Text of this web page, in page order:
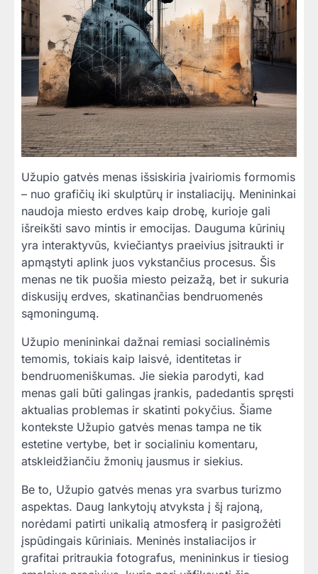
Užupio gatvės menas išsiskiria įvairiomis formomis
– nuo grafičių iki skulptūrų ir instaliacijų. Menininkai
naudoja miesto erdves kaip drobę, kurioje gali
išreikšti savo mintis ir emocijas. Dauguma kūrinių
yra interaktyvūs, kviečiantys praeivius įsitraukti ir
apmąstyti aplink juos vykstančius procesus. Šis
menas ne tik puošia miesto peizažą, bet ir sukuria
diskusijų erdves, skatinančias bendruomenės
sąmoningumą.
Užupio menininkai dažnai remiasi socialinėmis
temomis, tokiais kaip laisvė, identitetas ir
bendruomeniškumas. Jie siekia parodyti, kad
menas gali būti galingas įrankis, padedantis spręsti
aktualias problemas ir skatinti pokyčius. Šiame
kontekste Užupio gatvės menas tampa ne tik
estetine vertybe, bet ir socialiniu komentaru,
atskleidžiančiu žmonių jausmus ir siekius.
Be to, Užupio gatvės menas yra svarbus turizmo
aspektas. Daug lankytojų atvyksta į šį rajoną,
norėdami patirti unikalią atmosferą ir pasigrožėti
įspūdingais kūriniais. Meninės instaliacijos ir
grafitai pritraukia fotografus, menininkus ir tiesiog